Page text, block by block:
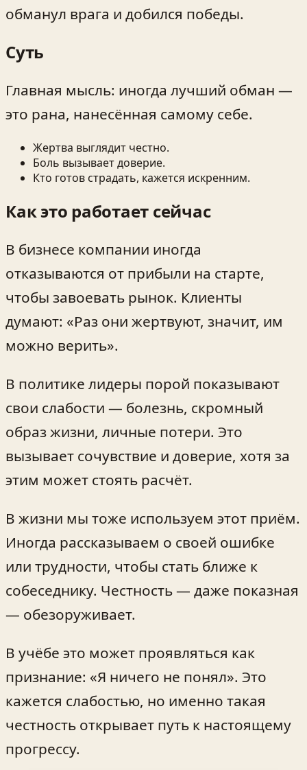
обманул врага и добился победы.
Суть
Главная мысль: иногда лучший обман —
это рана, нанесённая самому себе.
Жертва выглядит честно.
Боль вызывает доверие.
Кто готов страдать, кажется искренним.
Как это работает сейчас
В бизнесе компании иногда
отказываются от прибыли на старте,
чтобы завоевать рынок. Клиенты
думают: «Раз они жертвуют, значит, им
можно верить».
В политике лидеры порой показывают
свои слабости — болезнь, скромный
образ жизни, личные потери. Это
вызывает сочувствие и доверие, хотя за
этим может стоять расчёт.
В жизни мы тоже используем этот приём.
Иногда рассказываем о своей ошибке
или трудности, чтобы стать ближе к
собеседнику. Честность — даже показная
— обезоруживает.
В учёбе это может проявляться как
признание: «Я ничего не понял». Это
кажется слабостью, но именно такая
честность открывает путь к настоящему
прогрессу.